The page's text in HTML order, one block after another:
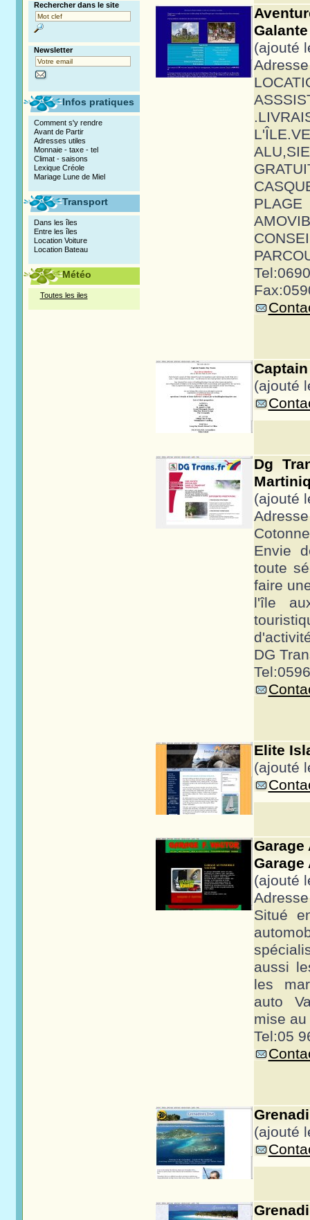
(ajouté
PLAGE
(ajouté
Dg
(ajouté
Envie
toute
faire
l'île
DG
Elite
(ajouté
Garage
(ajouté
Situé
aussi
les
auto
mise
Tel:05
(ajouté
Rechercher dans le site
Newsletter
Infos pratiques
Comment s'y rendre
Avant de Partir
Adresses utiles
Monnaie - taxe - tel
Climat - saisons
Lexique Créole
Mariage Lune de Miel
Transport
Dans les îles
Entre les îles
Location Voiture
Location Bateau
Météo
Toutes les iles